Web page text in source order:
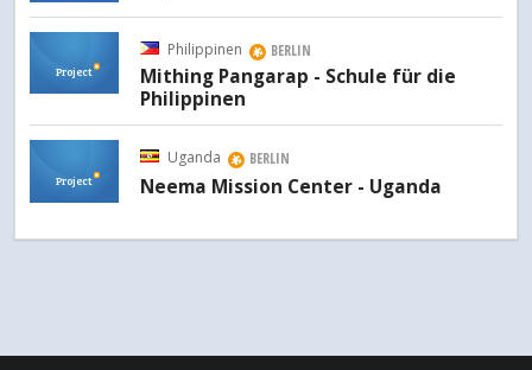
Project
Philippinen BERLIN
Mithing Pangarap - Schule für die
Philippinen
Project
Uganda BERLIN
Neema Mission Center - Uganda